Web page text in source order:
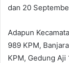
dan 20
Adapun
989 KPM,
KPM, Gedung Aji